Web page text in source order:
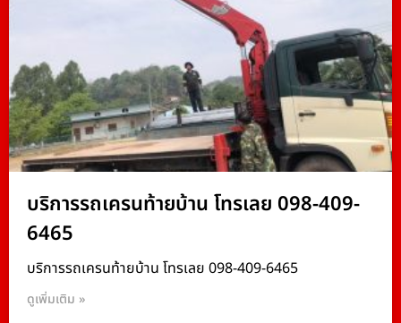
บริการรถเครนท้ายบ้าน โทรเลย 098-409-
6465
บริการรถเครนท้ายบ้าน โทรเลย 098-409-6465
ดูเพิ่มเติม »